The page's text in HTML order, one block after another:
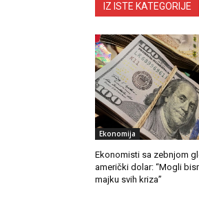
IZ ISTE KATEGORIJE
Ekonomija
Ekonomisti sa zebnjom
američki dolar: “Mogli
majku svih kriza”